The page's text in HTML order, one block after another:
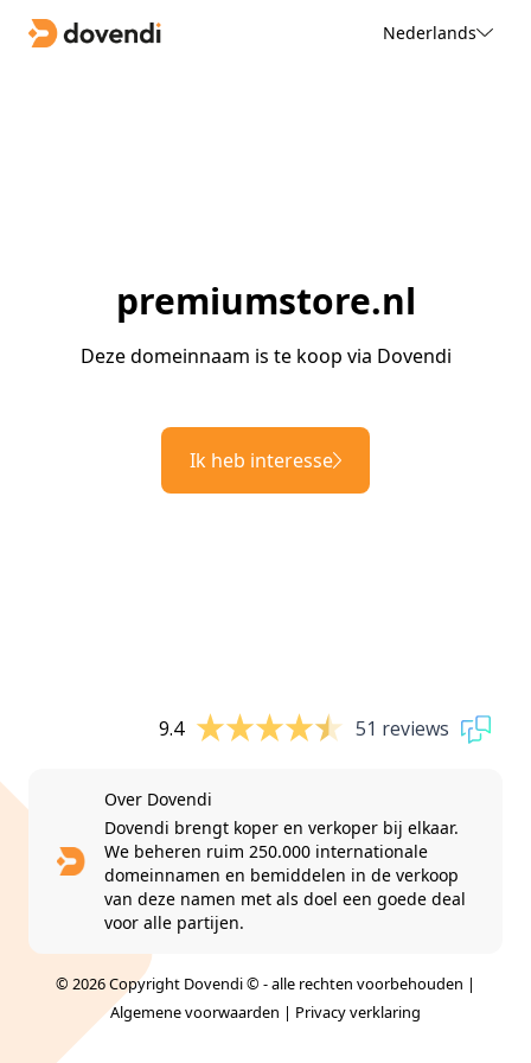
Nederlands
premiumstore.nl
Deze domeinnaam is te koop via Dovendi
Ik heb interesse
9.4 51 reviews
Over Dovendi
Dovendi brengt koper en verkoper bij elkaar.
We beheren ruim 250.000 internationale
domeinnamen en bemiddelen in de verkoop
van deze namen met als doel een goede deal
voor alle partijen.
© 2026 Copyright Dovendi © - alle rechten voorbehouden |
Algemene voorwaarden | Privacy verklaring